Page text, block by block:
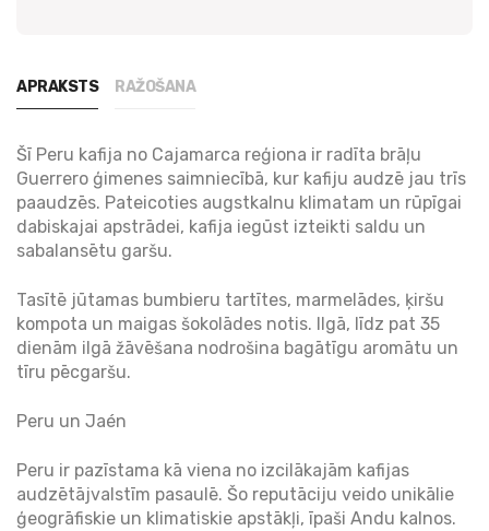
APRAKSTS RAŽOŠANA
Šī Peru kafija no Cajamarca reģiona ir radīta brāļu
Guerrero ģimenes saimniecībā, kur kafiju audzē jau trīs
paaudzēs. Pateicoties augstkalnu klimatam un rūpīgai
dabiskajai apstrādei, kafija iegūst izteikti saldu un
sabalansētu garšu.
Tasītē jūtamas bumbieru tartītes, marmelādes, ķiršu
kompota un maigas šokolādes notis. Ilgā, līdz pat 35
dienām ilgā žāvēšana nodrošina bagātīgu aromātu un
tīru pēcgaršu.
Peru un Jaén
Peru ir pazīstama kā viena no izcilākajām kafijas
audzētājvalstīm pasaulē. Šo reputāciju veido unikālie
ģeogrāfiskie un klimatiskie apstākļi, īpaši Andu kalnos.